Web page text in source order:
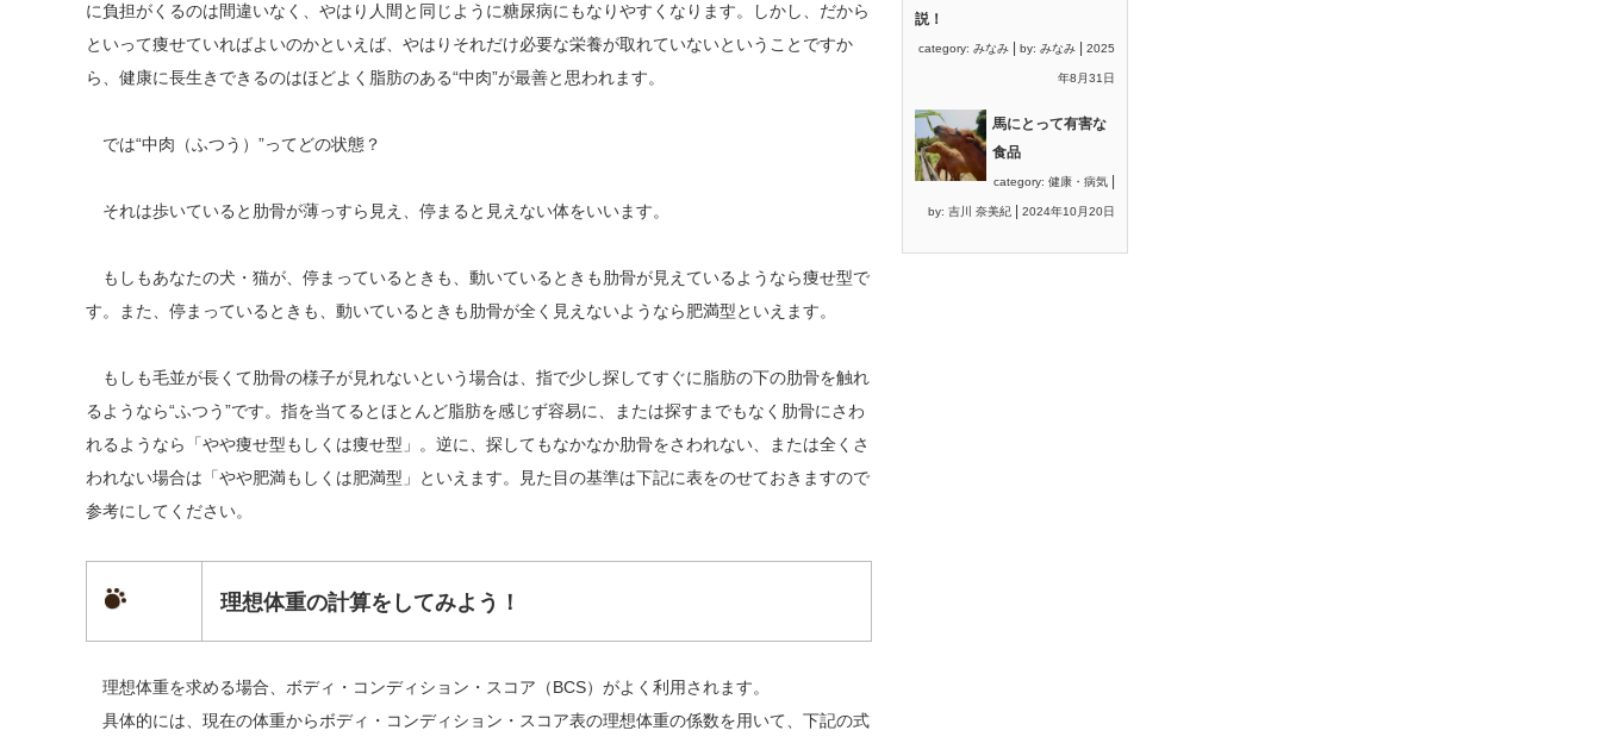
に負担がくるのは間違いなく、やはり人間と同じように糖尿病にもなりやすくなります。しかし、だから
といって痩せていればよいのかといえば、やはりそれだけ必要な栄養が取れていないということですか
ら、健康に長生きできるのはほどよく脂肪のある“中肉”が最善と思われます。
では“中肉（ふつう）”ってどの状態？
それは歩いていると肋骨が薄っすら見え、停まると見えない体をいいます。
もしもあなたの犬・猫が、停まっているときも、動いているときも肋骨が見えているようなら痩せ型で
す。また、停まっているときも、動いているときも肋骨が全く見えないようなら肥満型といえます。
もしも毛並が長くて肋骨の様子が見れないという場合は、指で少し探してすぐに脂肪の下の肋骨を触れ
るようなら“ふつう”です。指を当てるとほとんど脂肪を感じず容易に、または探すまでもなく肋骨にさわ
れるようなら「やや痩せ型もしくは痩せ型」。逆に、探してもなかなか肋骨をさわれない、または全くさ
われない場合は「やや肥満もしくは肥満型」といえます。見た目の基準は下記に表をのせておきますので
参考にしてください。
理想体重の計算をしてみよう！
理想体重を求める場合、ボディ・コンディション・スコア（BCS）がよく利用されます。
具体的には、現在の体重からボディ・コンディション・スコア表の理想体重の係数を用いて、下記の式
説！
category: みなみ by: みなみ 2025
年8月31日
馬にとって有害な
食品
category: 健康・病気
by: 吉川 奈美紀 2024年10月20日